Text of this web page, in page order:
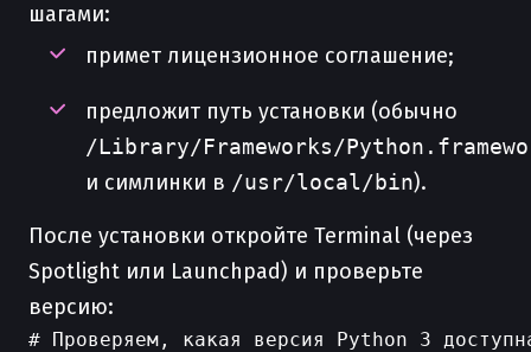
шагами:
примет лицензионное соглашение;
предложит путь установки (обычно
/Library/Frameworks/
и симлинки в /usr/local/bin).
После установки откройте Terminal (через
Spotlight или Launchpad) и проверьте
версию:
# Проверяем, какая версия Python 3